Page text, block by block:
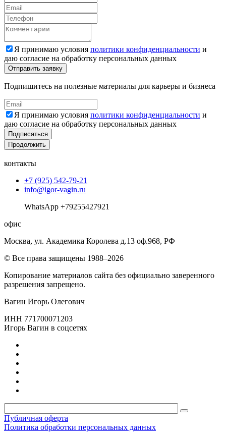
Я принимаю условия политики конфиденциальности и
даю согласие на обработку персональных данных
Подпишитесь на полезные материалы для карьеры и бизнеса
Я принимаю условия политики конфиденциальности и
даю согласие на обработку персональных данных
Подписаться
Продолжить
контакты
+7 (925) 542-79-21
info@igor-vagin.ru
WhatsApp +79255427921
офис
Москва, ул. Академика Королева д.13 оф.968, РФ
© Все права защищены 1988–2026
Копирование материалов сайта без официально заверенного
разрешения запрещено.
Вагин Игорь Олегович
ИНН 771700071203
Игорь Вагин в соцсетях
Публичная оферта
Политика обработки персональных данных